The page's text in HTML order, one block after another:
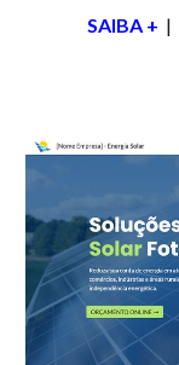
SAIBA + |